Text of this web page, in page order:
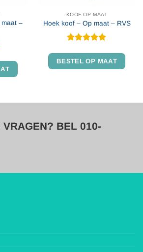
–
KOOF OP MAAT
Hoek koof – Op maat – RVS
5
uit 5
BESTEL OP MAAT
VRAGEN? BEL 010-